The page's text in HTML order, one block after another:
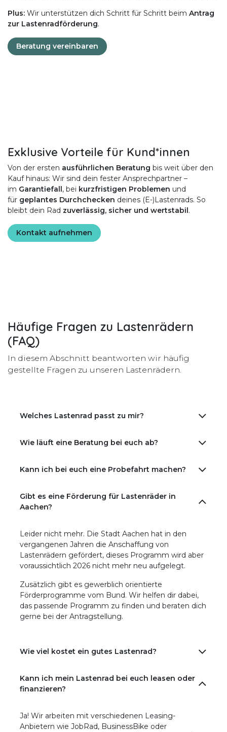
Plus: Wir unterstützen dich Schritt für Schritt beim Antrag
zur Lastenradförderung.
Beratung vereinbaren
Exklusive Vorteile für Kund*innen
Von der ersten ausführlichen Beratung bis weit über den
Kauf hinaus: Wir sind dein fester Ansprechpartner –
im Garantiefall , bei kurzfristigen Problemen und
für geplantes Durchchecken deines (E-)Lastenrads. So
bleibt dein Rad zuverlässig, sicher und wertstabil .
Kontakt aufnehmen
Häufige Fragen zu Lastenrädern
(FAQ)
In diesem Abschnitt beantworten wir häufig
gestellte Fragen zu unseren Lastenrädern.
Welches Lastenrad passt zu mir?
Wie läuft eine Beratung bei euch ab?
Kann ich bei euch eine Probefahrt machen?
Gibt es eine Förderung für Lastenräder in
Aachen?
Leider nicht mehr. Die Stadt Aachen hat in den
vergangenen Jahren die Anschaffung von
Lastenrädern gefördert, dieses Programm wird aber
voraussichtlich 2026 nicht mehr neu aufgelegt.
Zusätzlich gibt es gewerblich orientierte
Förderprogramme vom Bund. Wir helfen dir dabei,
das passende Programm zu finden und beraten dich
gerne bei der Antragstellung.
Wie viel kostet ein gutes Lastenrad?
Kann ich mein Lastenrad bei euch leasen oder
finanzieren?
Ja! Wir arbeiten mit verschiedenen Leasing-
Anbietern wie JobRad, BusinessBike oder